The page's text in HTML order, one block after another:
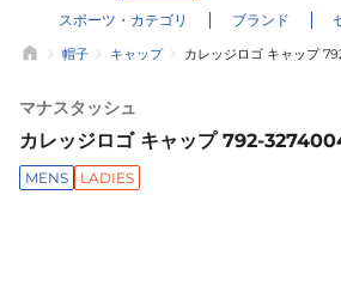
スポーツ・カテゴリ ブランド
帽子 キャップ カレッジロゴ キャップ
マナスタッシュ
カレッジロゴ キャップ 792-
MENS LADIES